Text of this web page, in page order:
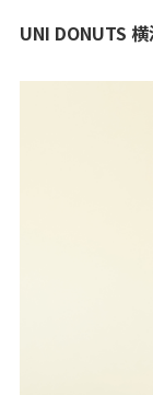
UNI DONUTS